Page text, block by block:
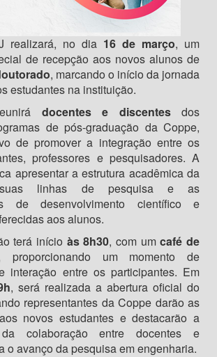
realizará, no dia 16 de março, um
de recepção aos novos alunos de
, marcando o início da jornada
estudantes na instituição.
docentes e discentesdos
de pós-graduação da Coppe,
de promover a integração entre os
professores e pesquisadores. A
apresentar a estrutura acadêmica da
suas linhas de pesquisa e as
de desenvolvimento científico e
aos alunos.
terá início às 8h30, com umcafé de
proporcionando um momento de
interação entre os participantes. Em
, será realizada a abertura oficial do
representantes da Coppe darão as
novos estudantes e destacarão a
da colaboração entre docentes e
o avanço da pesquisa em engenharia.